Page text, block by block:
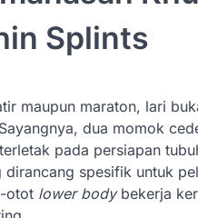
Splints
maupun maraton, lari
dua momok
pada persiapan
dirancang spesifik untuk
otot lower bodybekerja